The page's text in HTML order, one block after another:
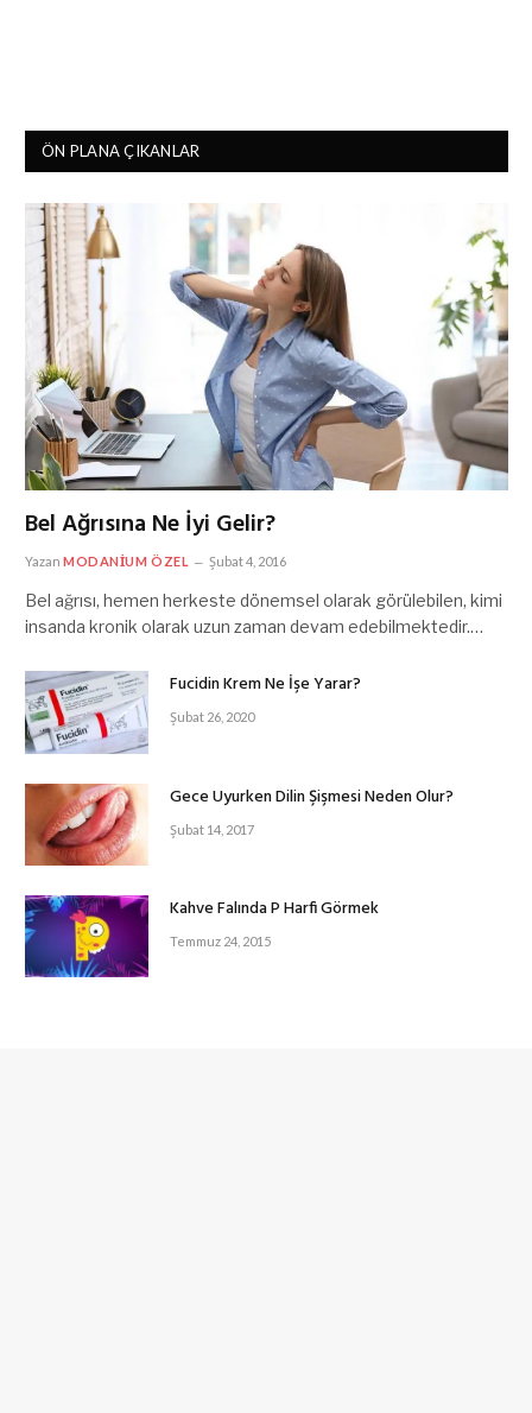
ÖN PLANA ÇIKANLAR
Bel Ağrısına Ne İyi Gelir?
Yazan MODANIUM ÖZEL Şubat 4, 2016
Bel ağrısı, hemen herkeste dönemsel olarak görülebilen, kimi
insanda kronik olarak uzun zaman devam edebilmektedir.…
Fucidin Krem Ne İşe Yarar?
Şubat 26, 2020
Gece Uyurken Dilin Şişmesi Neden Olur?
Şubat 14, 2017
Kahve Falında P Harfi Görmek
Temmuz 24, 2015